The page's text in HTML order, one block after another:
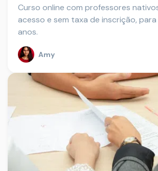
Curso online com professores
acesso e sem taxa de inscrição, para
anos.
Amy